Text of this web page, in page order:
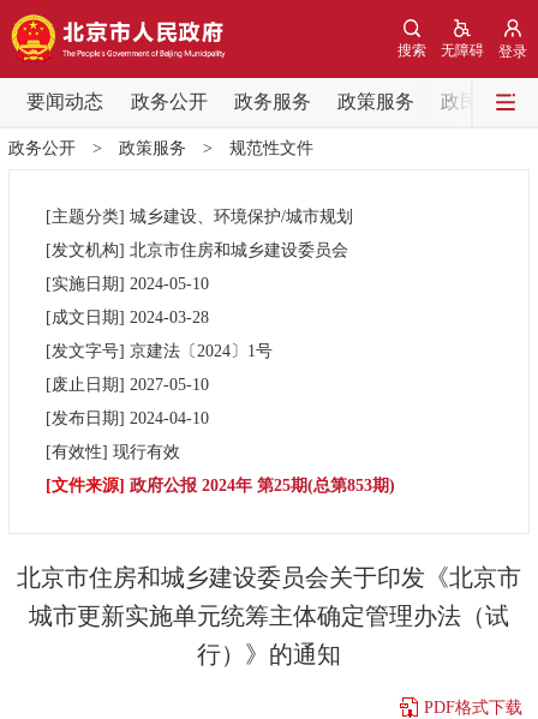
登录
无障碍
搜索
要闻动态 政务公开 政务服务 政策服务 政民互动
要闻动态
党中央精神 国务院信息
北京要闻 会议信息
政务公开
市领导
政策兑现 政策解读
决策公开 专题公开
政务服务
政务公开> 政策服务 > 规范性文件
[主题分类] 城乡建设、环境保护/城市规划
[发文机构] 北京市住房和城乡建设委员会
[实施日期] 2024-05-10
[成文日期] 2024-03-28
[发文字号] 京建法〔2024〕 1号
[废止日期] 2027-05-10
[发布日期] 2024-04-10
[有效性] 现行有效
[文件来源] 政府公报 2024年 第25期(总第853期)
北京市住房和城乡建设委员会关于印发《北京市
城市更新实施单元统筹主体确定管理办法（试
行）》的通知
PDF格式下载